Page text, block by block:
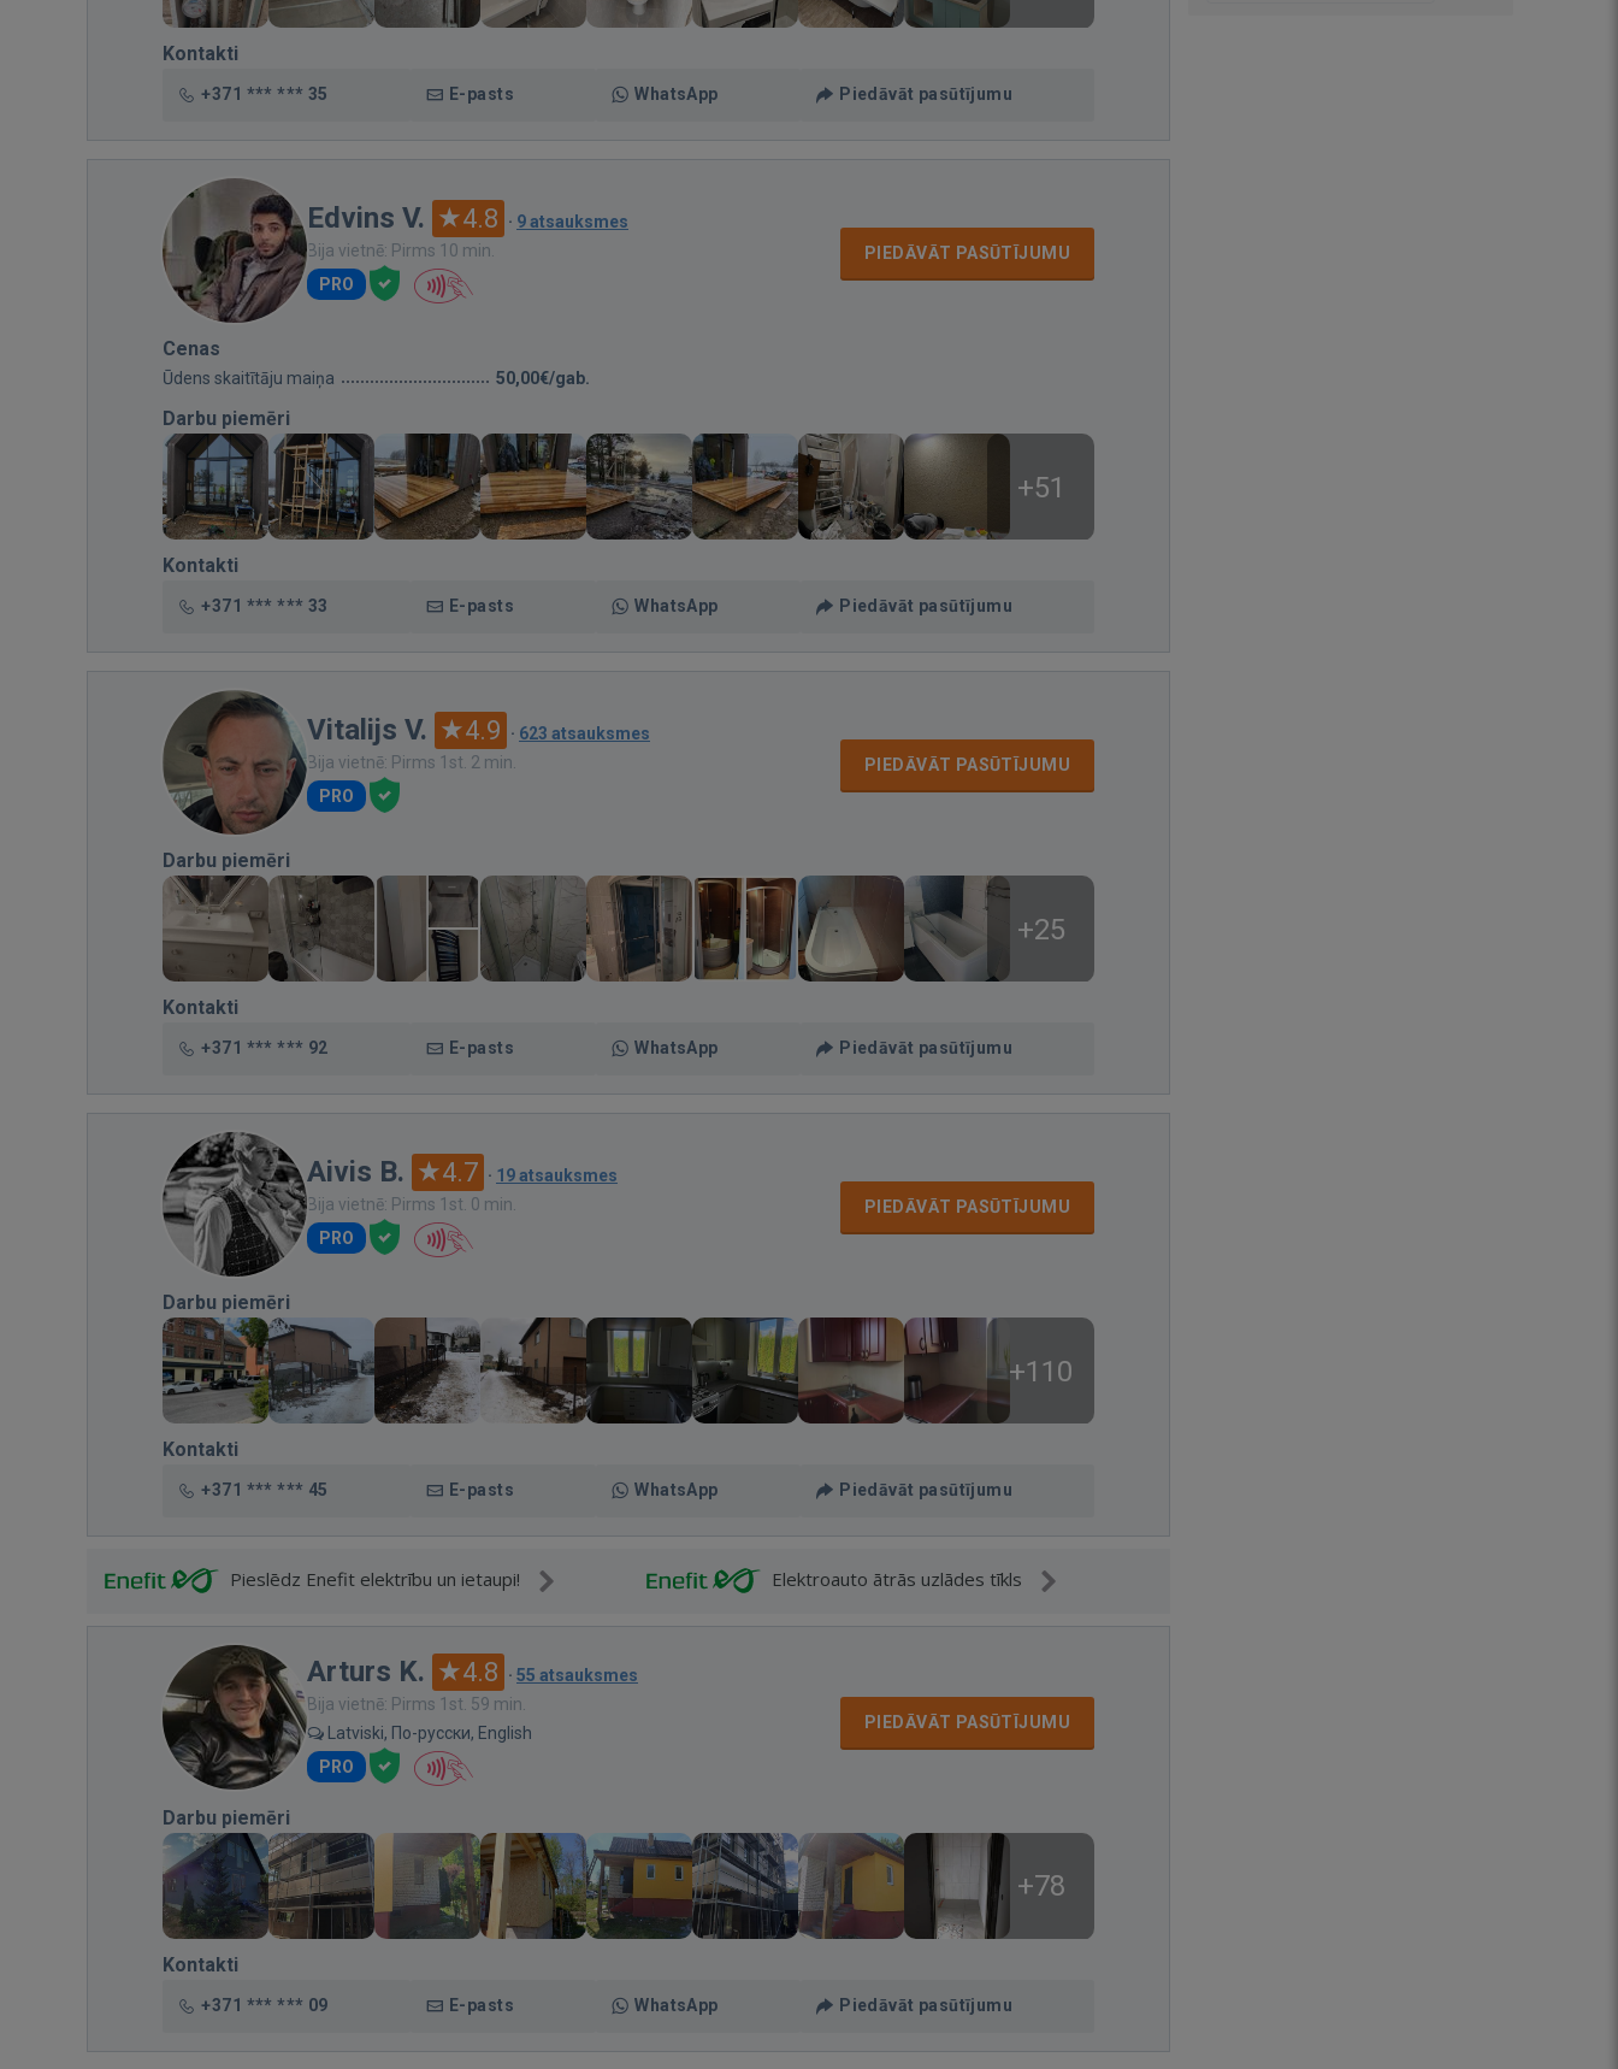
Kontakti
+371 *** *** 35 E-pasts WhatsApp Piedāvāt pasūtījumu
Edvins V. 4.8 · 9 atsauksmes
Bija vietnē: Pirms 10 min.
PRO
PIEDĀVĀT PASŪTĪJUMU
Cenas
Ūdens skaitītāju maiņa 50,00€/gab.
Darbu piemēri
+51
Kontakti
+371 *** *** 33 E-pasts WhatsApp Piedāvāt pasūtījumu
Vitalijs V. 4.9 · 623 atsauksmes
Bija vietnē: Pirms 1st. 2 min.
PRO
PIEDĀVĀT PASŪTĪJUMU
Darbu piemēri
+25
Kontakti
+371 *** *** 92 E-pasts WhatsApp Piedāvāt pasūtījumu
Aivis B. 4.7 · 19 atsauksmes
Bija vietnē: Pirms 1st. 0 min.
PRO
PIEDĀVĀT PASŪTĪJUMU
Darbu piemēri
+110
Kontakti
+371 *** *** 45 E-pasts WhatsApp Piedāvāt pasūtījumu
Pieslēdz Enefit elektrību un ietaupi! Elektroauto ātrās uzlādes tīkls
Arturs K. 4.8 · 55 atsauksmes
Bija vietnē: Pirms 1st. 59 min.
Latviski, По-русски, English
PRO
PIEDĀVĀT PASŪTĪJUMU
Darbu piemēri
+78
Kontakti
+371 *** *** 09 E-pasts WhatsApp Piedāvāt pasūtījumu